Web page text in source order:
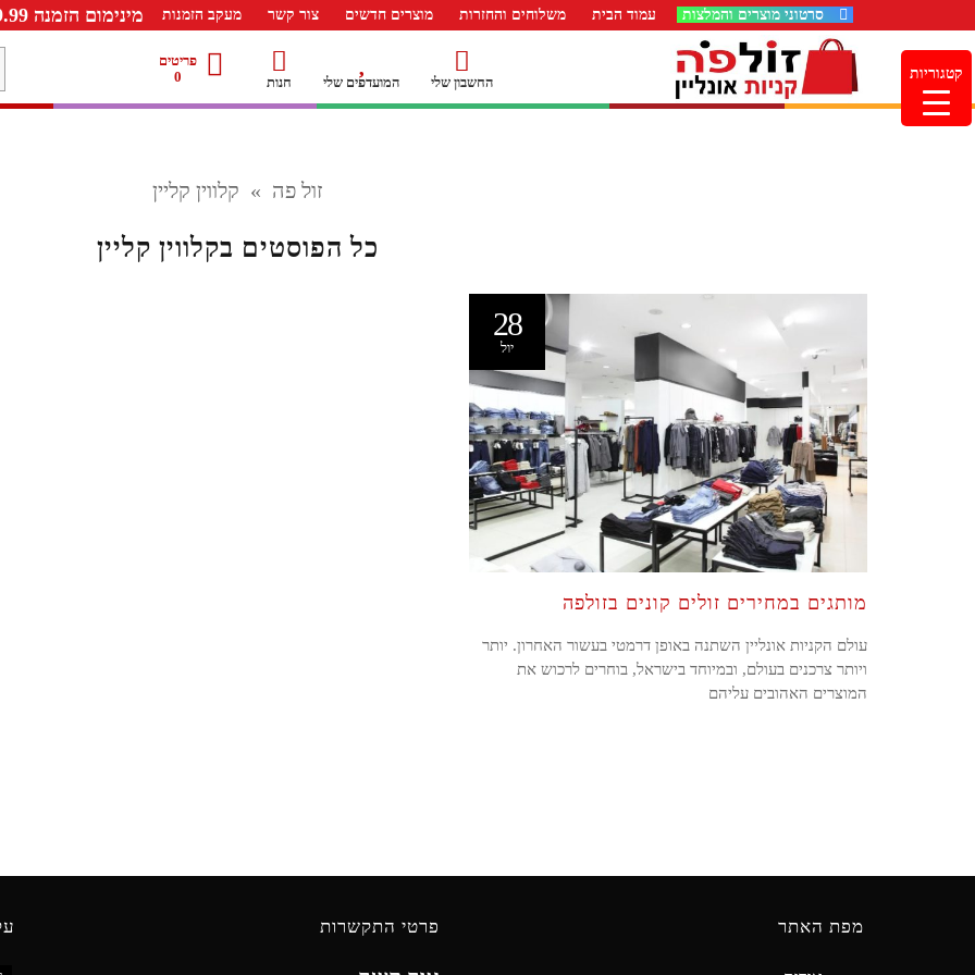
סרטוני מוצרים והמלצות עמוד הבית משלוחים והחזרות מוצרים חדשים צור קשר מעקב הזמנות מינימום הזמנה 99.99 ש"ח – משלוח חינם ברכישה מעל 249.99ש"ח
החשבון שלי המועדפים שלי חנות
פריטים
0
זול פה » קלווין קליין
כל הפוסטים בקלווין קליין
28
יול
מותגים במחירים זולים קונים בזולפה
עולם הקניות אונליין השתנה באופן דרמטי בעשור האחרון. יותר
ויותר צרכנים בעולם, ובמיוחד בישראל, בוחרים לרכוש את
המוצרים האהובים עליהם
מפת האתר פרטי התקשרות
קטגוריות